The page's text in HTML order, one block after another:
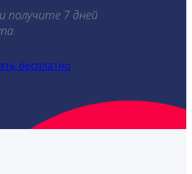
получите 7 дней
бесплатно